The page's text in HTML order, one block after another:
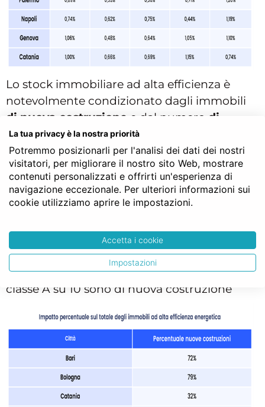
Lo stock immobiliare ad alta efficienza è
notevolmente condizionato dagli immobili
di nuova costruzione e dal numero di
riqualificazioni, spesso e volentieri legate a
bonus e incentivi per la ristrutturazione e il
miglioramento delle performance
energetiche degli edifici, come il
Superbonus 110.
maggior parte del totale degli immobili ad
alta efficienza energetica. A Milano, Bari e
Bologna, addirittura, più di 7 immobili in
classe A su 10 sono di nuova costruzione
La tua privacy è la nostra priorità
Potremmo posizionarli per l'analisi dei dati dei nostri
visitatori, per migliorare il nostro sito Web, mostrare
contenuti personalizzati e offrirti un'esperienza di
navigazione eccezionale. Per ulteriori informazioni sui
cookie utilizziamo aprire le impostazioni.
Accetta i cookie
Impostazioni